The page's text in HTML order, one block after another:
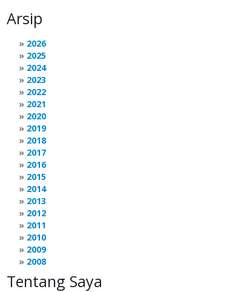
Arsip
2026
2025
2024
2023
2022
2021
2020
2019
2018
2017
2016
2015
2014
2013
2012
2011
2010
2009
2008
Tentang Saya